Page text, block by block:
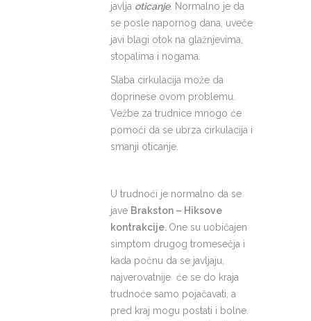
javlja oticanje. Normalno je da
se posle napornog dana, uveče
javi blagi otok na glažnjevima,
stopalima i nogama.
Slaba cirkulacija može da
doprinese ovom problemu.
Vežbe za trudnice mnogo će
pomoći da se ubrza cirkulacija i
smanji oticanje.
U trudnoći je normalno da se
jave Brakston – Hiksove
kontrakcije. One su uobičajen
simptom drugog tromesečja i
kada počnu da se javljaju,
najverovatnije će se do kraja
trudnoće samo pojačavati, a
pred kraj mogu postati i bolne.